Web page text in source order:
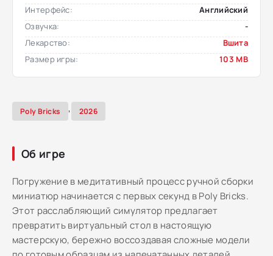
Интерфейс:
Английский
Озвучка:
-
Лекарство:
Вшита
Размер игры:
103 MB
Poly Bricks , 2026
Об игре
Погружение в медитативный процесс ручной сборки
миниатюр начинается с первых секунд в Poly Bricks.
Этот расслабляющий симулятор предлагает
превратить виртуальный стол в настоящую
мастерскую, бережно воссоздавая сложные модели